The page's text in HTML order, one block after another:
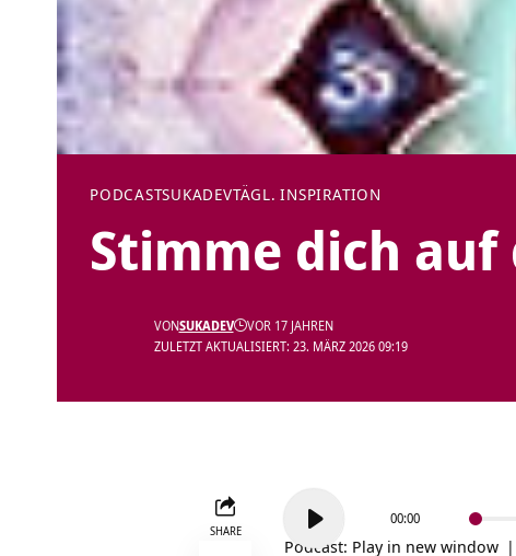
PODCASTSUKADEVTÄGL. INSPIRATION
Stimme dich
ZULETZT AKTUALISIERT: 23. MÄRZ 2026 09:19
VONSUKADEV VOR 17 JAHREN
SHARE
Player
00:00
Podcast: Play in new window |